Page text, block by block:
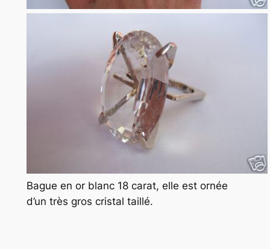
Bague en or blanc 18 carat, elle est ornée
d’un très gros cristal taillé.